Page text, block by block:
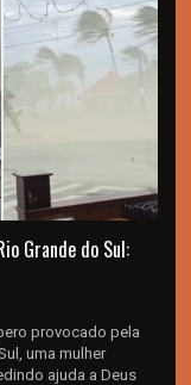
Grande do Sul:
provocado pela
uma mulher
ajuda a Deus